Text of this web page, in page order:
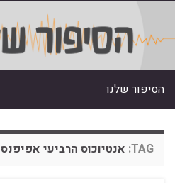
הסיפור שלנו
TAG: אנטיוכוס הרביעי אפיפנס